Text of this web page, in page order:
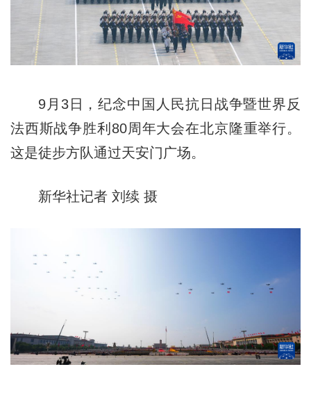
9月3日，纪念中国人民抗日战争暨世界反
法西斯战争胜利80周年大会在北京隆重举行。
这是徒步方队通过天安门广场。
新华社记者 刘续 摄